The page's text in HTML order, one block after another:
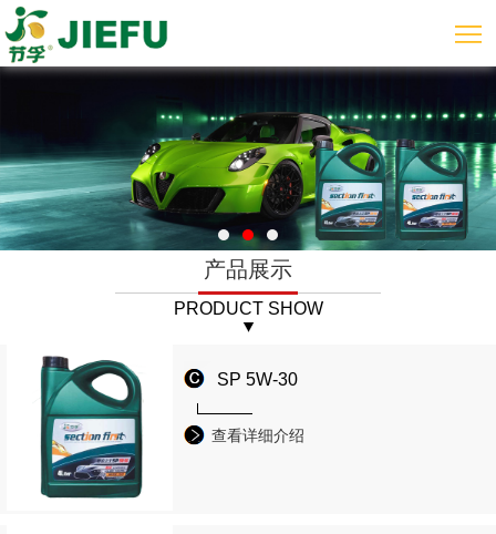
产品展示
PRODUCT SHOW
SP 5W-30
查看详细介绍